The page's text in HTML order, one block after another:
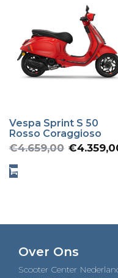
Vespa Sprint S 50
Rosso Coraggioso
€4.659,00 €
Over Ons
Scooter Center